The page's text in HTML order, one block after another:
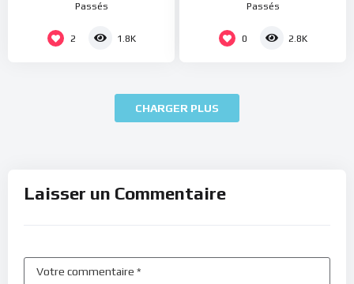
Passés
2 1.8K
Passés
0 2.8K
CHARGER PLUS
Laisser un Commentaire